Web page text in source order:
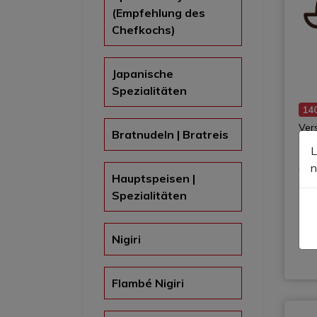
(Empfehlung des
Chefkochs)
Japanische
Spezialitäten
Bratnudeln | Bratreis
Hauptspeisen |
Spezialitäten
Nigiri
Flambé Nigiri